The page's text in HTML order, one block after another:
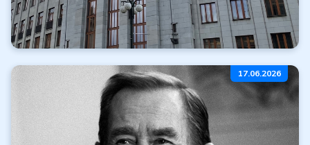
Zdržení realizace
emisního plánu ČNB
Všechny články
17.06.2026